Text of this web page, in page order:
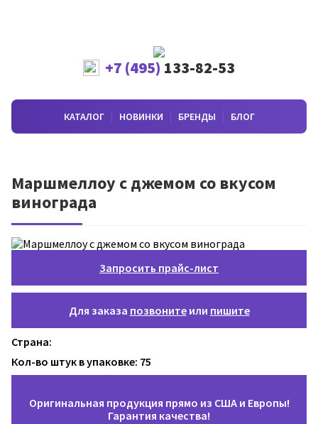
+7 (495) 133-82-53
КАТАЛОГ НОВИНКИ БРЕНДЫ БЛОГ
Маршмеллоу с джемом со вкусом
винограда
Запросить прайс-лист
Для заказа позвонитеили пишите
Страна:
Кол-во штук в упаковке: 75
Оригинальная продукция прямо из США и Европы!
Гарантия качества!